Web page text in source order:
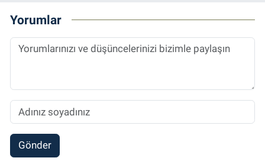
Yorumlar
Gönder